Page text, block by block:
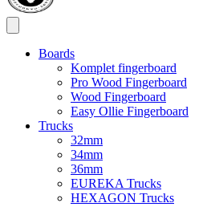
Boards
Komplet fingerboard
Pro Wood Fingerboard
Wood Fingerboard
Easy Ollie Fingerboard
Trucks
32mm
34mm
36mm
EUREKA Trucks
HEXAGON Trucks